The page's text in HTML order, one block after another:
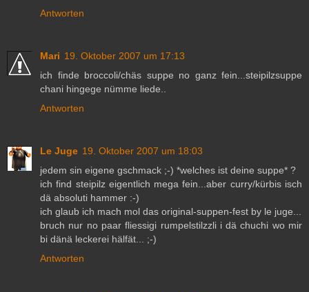
Antworten
Mari 19. Oktober 2007 um 17:13
ich finde broccoli/chäs suppe no ganz fein...steipilzsuppe
chani hingege nümme liede..
Antworten
Le Juge 19. Oktober 2007 um 18:03
jedem sin eigene gschmack ;-) *welches ist deine suppe* ?
ich find steipilz eigentlich mega fein...aber curry/kürbis isch
dä absoluti hammer :-)
ich glaub ich mach mol das original-suppen-fest by le juge...
bruch nur no paar fliessigi rumpelstilzzli i dä chuchi wo mir
bi dänä leckerei hälfät... ;-)
Antworten